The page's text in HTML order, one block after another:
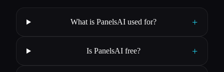
What is PanelsAI used for? +
Is PanelsAI free? +